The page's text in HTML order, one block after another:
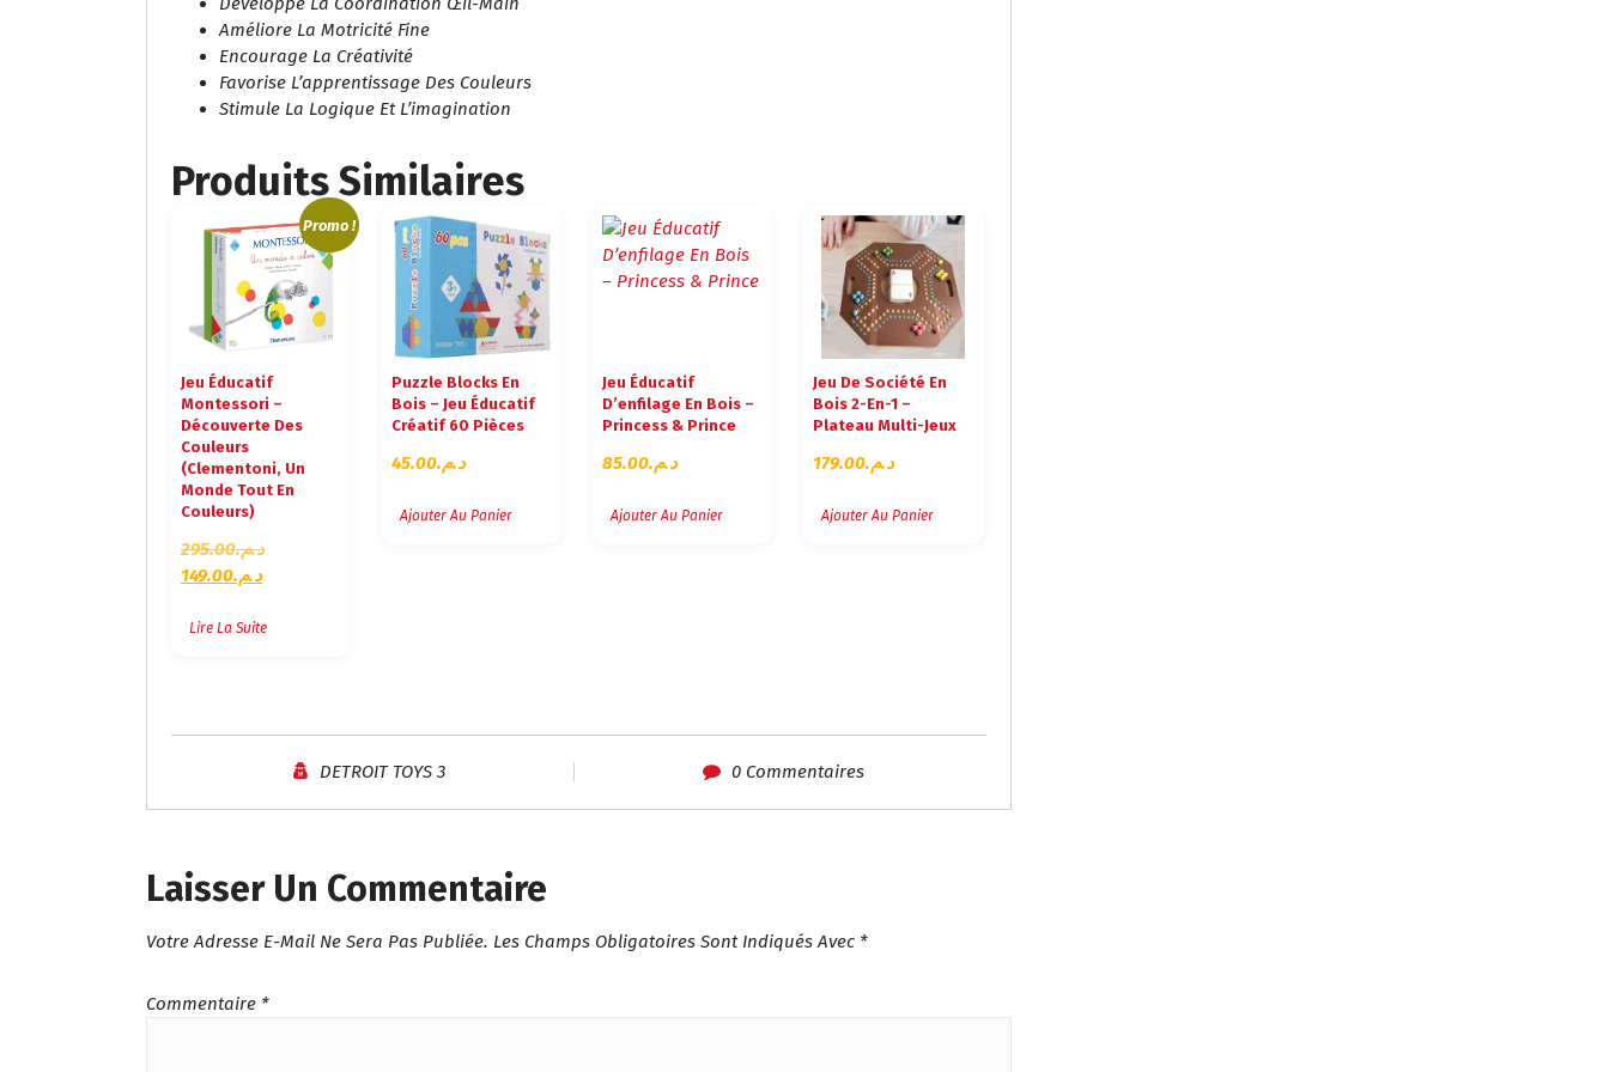
Améliore La Motricité Fine
Encourage La Créativité
Favorise L’apprentissage Des Couleurs
Stimule La Logique Et L’imagination
Produits Similaires
Promo !
Jeu Éducatif
Montessori –
Découverte Des
Couleurs
(Clementoni, Un
Monde Tout En
Couleurs)
د.م.295.00
L
R
N
I
É
A
T
د.م.149.00
L
P
A
U
E
T
:
Lire La Suite
Puzzle Blocks En
Bois – Jeu Éducatif
Créatif 60 Pièces
د.م.45.00
Ajouter Au Panier
Jeu Éducatif
D’enfilage En Bois –
Princess & Prince
د.م.85.00
Ajouter Au Panier
Jeu De Société En
Bois 2-En-1 –
Plateau Multi-Jeux
د.م.179.00
Ajouter Au Panier
DETROIT TOYS 3 0 Commentaires
Laisser Un Commentaire
Votre Adresse E-Mail Ne Sera Pas Publiée. Les Champs Obligatoires Sont Indiqués Avec *
Commentaire *